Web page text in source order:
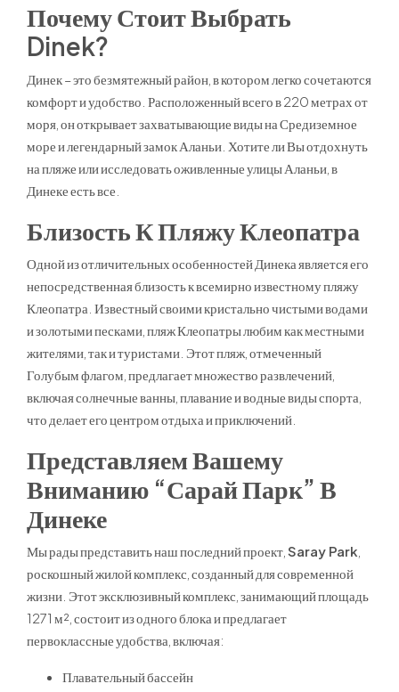
Почему Стоит Выбрать
Dinek?
Динек – это безмятежный район, в котором легко сочетаются
комфорт и удобство. Расположенный всего в 220 метрах от
моря, он открывает захватывающие виды на Средиземное
море и легендарный замок Аланьи. Хотите ли Вы отдохнуть
на пляже или исследовать оживленные улицы Аланьи, в
Динеке есть все.
Близость К Пляжу Клеопатра
Одной из отличительных особенностей Динека является его
непосредственная близость к всемирно известному пляжу
Клеопатра. Известный своими кристально чистыми водами
и золотыми песками, пляж Клеопатры любим как местными
жителями, так и туристами. Этот пляж, отмеченный
Голубым флагом, предлагает множество развлечений,
включая солнечные ванны, плавание и водные виды спорта,
что делает его центром отдыха и приключений.
Представляем Вашему
Вниманию “Сарай Парк” В
Динеке
Мы рады представить наш последний проект, Saray Park
роскошный жилой комплекс, созданный для современной
жизни. Этот эксклюзивный комплекс, занимающий площадь
1271 м², состоит из одного блока и предлагает
первоклассные удобства, включая:
Плавательный бассейн